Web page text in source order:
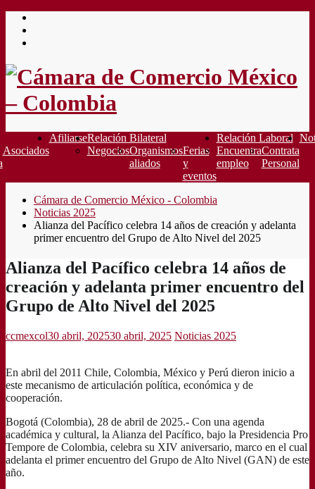
Saltar
contenido
Asociados
AfiliarseRelación Bilateral
NegociosOrganismos
aliados
Ferias
y
eventos
Relación Laboral
Encuentra
empleo
Contrata
Personal
Cámara de Comercio México - Colombia
Noticias 2025
Alianza del Pacífico celebra 14 años de creación y adelanta
primer encuentro del Grupo de Alto Nivel del 2025
Alianza del Pacífico celebra 14 años de
creación y adelanta primer encuentro del
Grupo de Alto Nivel del 2025
ccmexcol30 abril, 202530 abril, 2025 Noticias 2025
En abril del 2011 Chile, Colombia, México y Perú dieron inicio a
este mecanismo de articulación política, económica y de
cooperación.
Bogotá (Colombia), 28 de abril de 2025.- Con una agenda
académica y cultural, la Alianza del Pacífico, bajo la Presidencia Pro
Tempore de Colombia, celebra su XIV aniversario, marco en el cual
adelanta el primer encuentro del Grupo de Alto Nivel (GAN) de este
año.